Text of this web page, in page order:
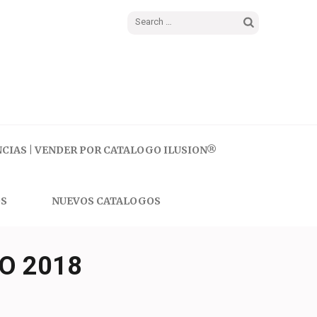
Search
| VENDER POR CATALOGO ILUSION®
NUEVOS CATALOGOS
2018